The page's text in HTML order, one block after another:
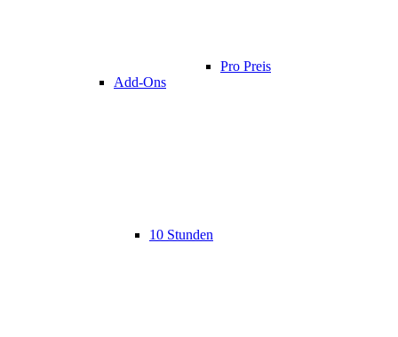
Pro Preis
Add-Ons
10 Stunden